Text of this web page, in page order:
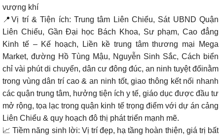
vượng khí
📍Vị trí & Tiện ích: Trung tâm Liên Chiểu, Sát UBND Quận
Liên Chiểu, Gần Đại học Bách Khoa, Sư phạm, Cao đẳng
Kinh tế – Kế hoạch, Liền kề trung tâm thương mại Mega
Market, đường Hồ Tùng Mậu, Nguyễn Sinh Sắc, Cách biển
chỉ vài phút di chuyển, dân cư đông đúc, an ninh tuyệt đốinằm
trong vùng dân trí cao & an ninh tốt, giao thông kết nối nhanh
các quận trung tâm, hưởng tiện ích y tế, giáo dục được đầu tư
mở rộng, tọa lạc trong quận kinh tế trọng điểm với dự án cảng
Liên Chiểu & quy hoạch đô thị phát triển mạnh mẽ.
📈 Tiềm năng sinh lời: Vị trí đẹp, hạ tầng hoàn thiện, giá trị bất